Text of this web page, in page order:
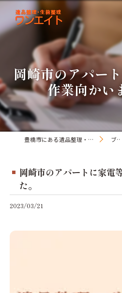
岡崎市のアパー
作業向かい
豊橋市にある遺品整理・生前整理のワンオアエイト ブログ
岡崎市のアパートに家電
た。
2023/03/21